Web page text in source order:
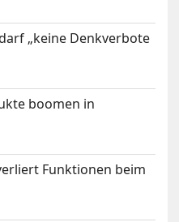
„keine Denkverbote
boomen in
Funktionen beim